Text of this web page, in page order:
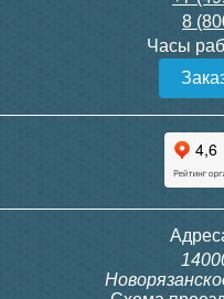
Конвектор ITT.080.200.1300
с решеткой GRILL.SGW-20-
Подробнее
8
Часы